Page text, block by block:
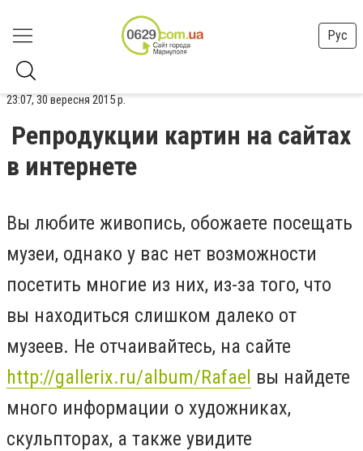
Рус
23:07, 30 вересня 2015 р.
Репродукции картин на сайтах
в интернете
Вы любите живопись, обожаете посещать
музеи, однако у вас нет возможности
посетить многие из них, из-за того, что
вы находиться слишком далеко от
музеев. Не отчаивайтесь, на сайте
http://gallerix.ru/album/Rafael вы найдете
много информации о художниках,
скульпторах, а также увидите